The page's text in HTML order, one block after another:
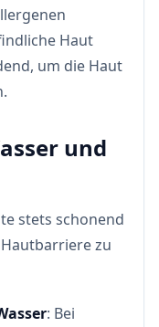
Haut
um die Haut
und
stets schonend
zu
: Bei